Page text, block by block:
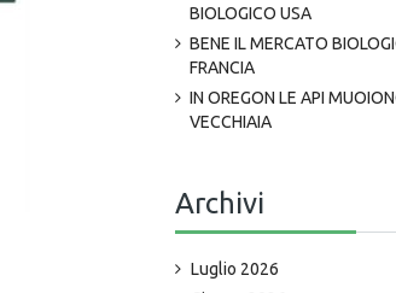
BIOLOGICO USA
BENE IL MERCATO
FRANCIA
IN OREGON LE API
VECCHIAIA
Archivi
Luglio 2026